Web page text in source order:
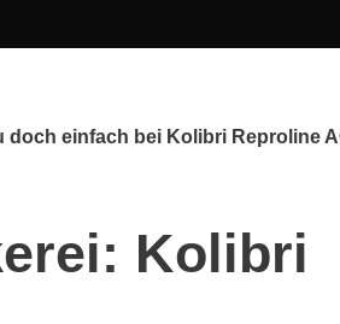
einfach bei Kolibri Reproline
Kolibri